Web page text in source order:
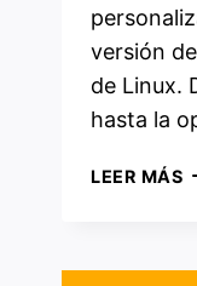
versión
de Linux.
hasta la
LEER MÁS